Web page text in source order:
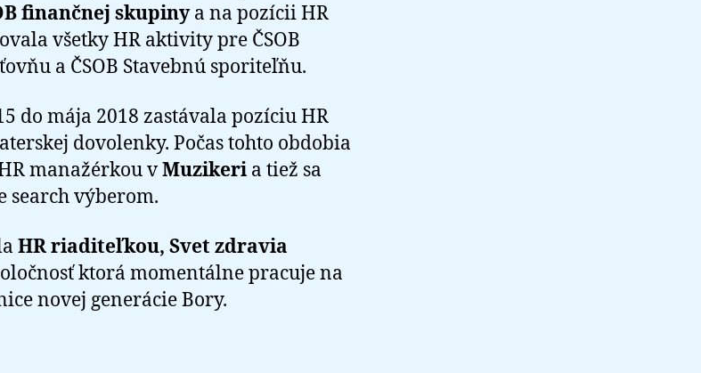
finančnej skupinya na pozícii HR
všetky HR aktivity pre ČSOB
a ČSOB Stavebnú sporiteľňu.
do mája 2018 zastávala pozíciu HR
dovolenky. Počas tohto obdobia
manažérkou vMuzikeri a tiež sa
search výberom.
HR riaditeľkou, Svet zdravia
ktorá momentálne pracuje na
novej generácie Bory.